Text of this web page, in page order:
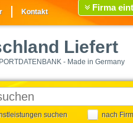
Kontakt Firma
Liefert
- Made in Germany
suchen nach